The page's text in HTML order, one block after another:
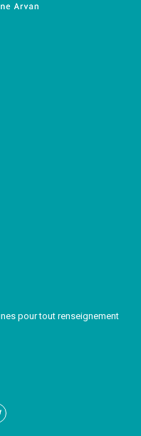
pour tout renseignement
Lien